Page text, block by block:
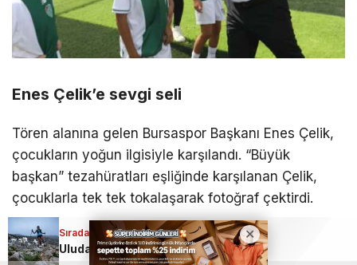
Sıradaki Haber
Bursaspor’dan bomba transfer!
Enes Çelik’e sevgi seli
Tören alanına gelen Bursaspor Başkanı Enes Çelik,
çocukların yoğun ilgisiyle karşılandı. “Büyük
başkan” tezahüratları eşliğinde karşılanan Çelik,
çocuklarla tek tek tokalaşarak fotoğraf çektirdi.
Sıradaki Haber
Uludağ Premium Ultra Trail’e 23 ülkeden 2853 sporcu katılacak